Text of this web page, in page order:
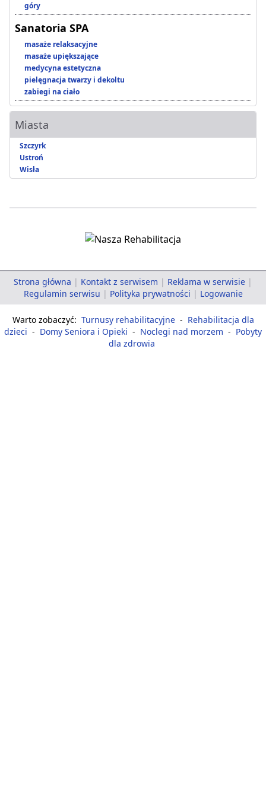
góry
Sanatoria SPA
masaże relaksacyjne
masaże upiększające
medycyna estetyczna
pielęgnacja twarzy i dekoltu
zabiegi na ciało
Miasta
Szczyrk
Ustroń
Wisła
Strona główna | Kontakt z serwisem | Reklama w serwisie |
Regulamin serwisu | Polityka prywatności | Logowanie
Warto zobaczyć: Turnusy rehabilitacyjne - Rehabilitacja dla
dzieci - Domy Seniora i Opieki - Noclegi nad morzem - Pobyty
dla zdrowia